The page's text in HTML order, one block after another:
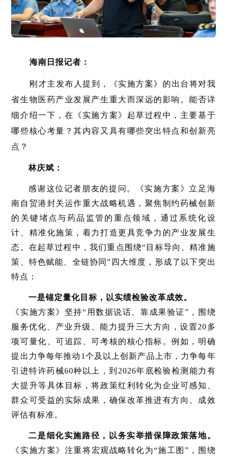
海南日报记者：
刚才主发布人提到，《实施方案》的出台将对我
省生物医药产业发展产生重大而深远的影响。能否详
细介绍一下，在《实施方案》起草过程中，主要基于
哪些核心考量？其内容又具有哪些突出特点和创新亮
点？
林庆斌：
感谢这位记者朋友的提问。《实施方案》立足海
南自贸港封关运作重大战略机遇，聚焦制约药械创新
的关键堵点与药品监管的重点领域，通过系统化设
计、精准化施策，着力打造更具竞争力的产业发展生
态。在起草过程中，我们重点围绕“目标导向、精准施
策、特色赋能、全链协同”四大维度，形成了以下突出
特点：
一是锚定量化目标，以实绩检验改革成效。
《实施方案》坚持“用数据说话、靠成果验证”，围绕
服务优化、产业升级、能力提升三大方向，设置20多
项可量化、可追踪、可考核的核心指标。例如，明确
提出力争每年推动1个及以上创新产品上市，力争每年
引进特许药械60种以上，到2026年底检验检测能力有
大提升等具体目标，将政策红利转化为企业可感知、
群众可受益的实际成果，确保改革推进有方向、成效
评估有标准。
二是细化实施路径，以务实举措保障政策落地。
《实施方案》注重将宏观战略转化为“施工图”，围绕